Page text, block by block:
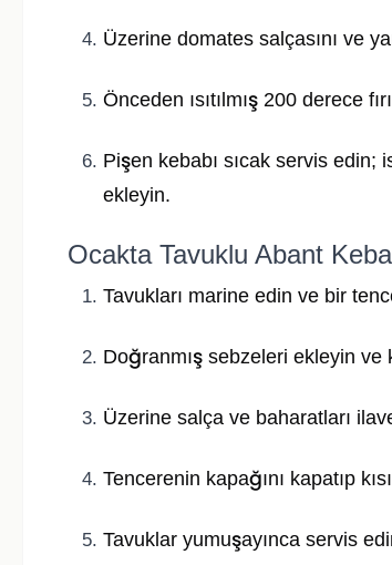
Üzerine domates salçasını ve
Önceden ısıtılmış 200 derece
Pişen kebabı sıcak servis
ekleyin.
Ocakta Tavuklu Abant
Tavukları marine edin ve bir
Doğranmış sebzeleri ekleyin ve
Üzerine salça ve baharatları
Tencerenin kapağını kapatıp
Tavuklar yumuşayınca servis